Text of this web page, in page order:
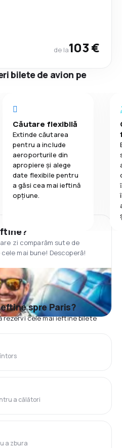
de la103 €
bilete de avion pe
Căutare flexibilă
Extinde căutarea
pentru a include
aeroporturile din
apropiere și alege
date flexibile pentru
a găsi cea mai ieftină
opțiune.
zi comparăm sute de
mai bune! Descoperă!
spre Paris?
rezervi cele mai ieftine bilete
a călători
a zbura